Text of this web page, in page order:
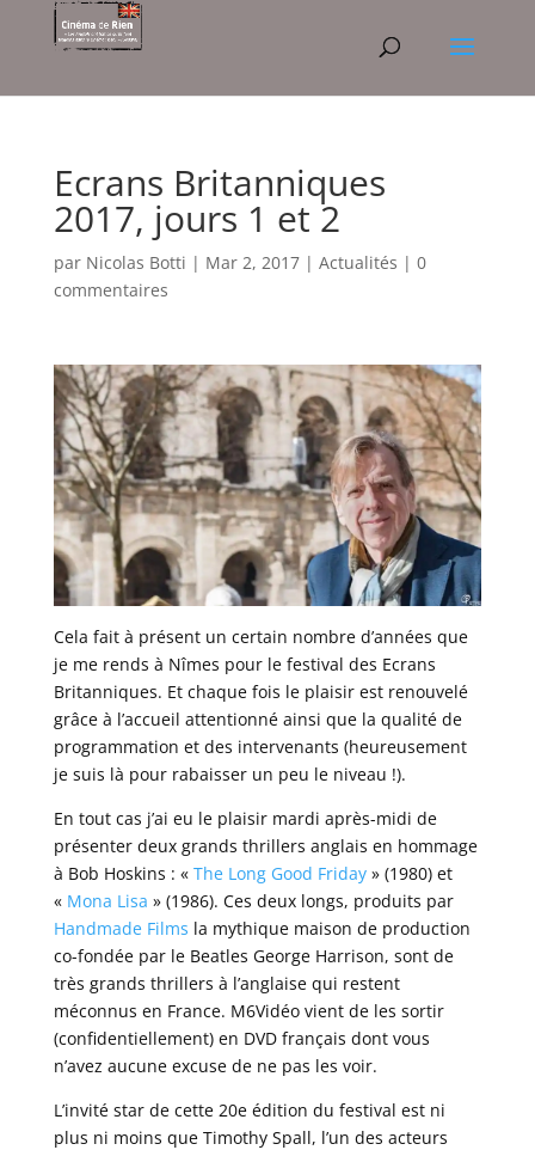
Ecrans Britanniques
2017, jours 1 et 2
par Nicolas Botti | Mar 2, 2017| Actualités | 0
commentaires
Cela fait à présent un certain nombre d’années que
je me rends à Nîmes pour le festival des Ecrans
Britanniques. Et chaque fois le plaisir est renouvelé
grâce à l’accueil attentionné ainsi que la qualité de
programmation et des intervenants (heureusement
je suis là pour rabaisser un peu le niveau !).
En tout cas j’ai eu le plaisir mardi après-midi de
présenter deux grands thrillers anglais en hommage
à Bob Hoskins : « The Long Good Friday» (1980) et
« Mona Lisa » (1986). Ces deux longs, produits par
Handmade Films la mythique maison de production
co-fondée par le Beatles George Harrison, sont de
très grands thrillers à l’anglaise qui restent
méconnus en France. M6Vidéo vient de les sortir
(confidentiellement) en DVD français dont vous
n’avez aucune excuse de ne pas les voir.
L’invité star de cette 20e édition du festival est ni
plus ni moins que Timothy Spall, l’un des acteurs